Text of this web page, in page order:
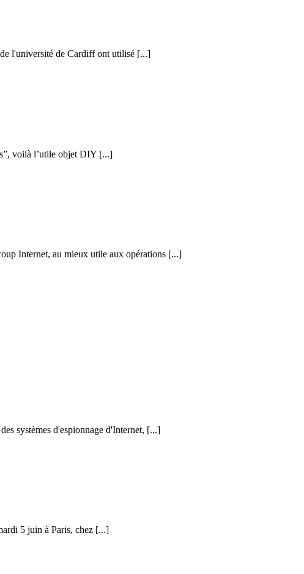
l'université de Cardiff ont utilisé [...]
voilà l’utile objet DIY [...]
Internet, au mieux utile aux opérations [...]
systèmes d'espionnage d'Internet, [...]
5 juin à Paris, chez [...]